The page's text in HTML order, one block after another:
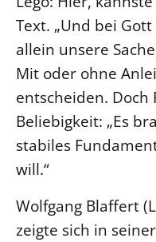
Text. „Und bei
allein unsere
Mit oder ohne
entscheiden.
Beliebigkeit: „Es
stabiles
will.“
Wolfgang Blaffert
zeigte sich in